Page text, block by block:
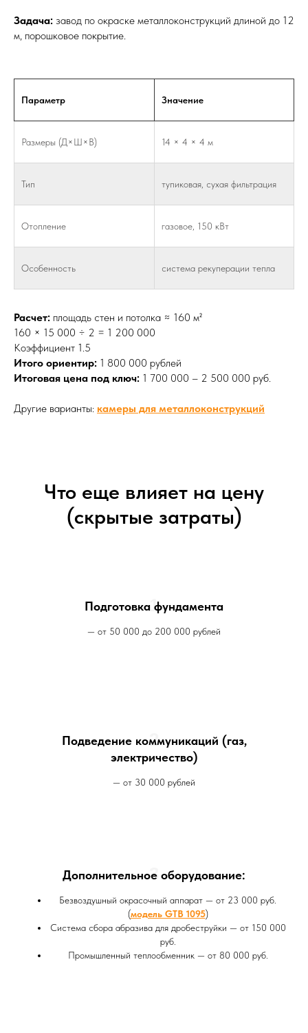
Задача: завод по окраске металлоконструкций длиной до 12
м, порошковое покрытие.
Параметр Значение
Размеры (Д×Ш×В) 14 × 4 × 4 м
Тип тупиковая, сухая фильтрация
Отопление газовое, 150 кВт
Особенность система рекуперации тепла
Расчет: площадь стен и потолка ≈ 160 м²
160 × 15 000 ÷ 2 = 1 200 000
Коэффициент 1.5
Итого ориентир: 1 800 000 рублей
Итоговая цена под ключ: 1 700 000 – 2 500 000 руб.
Другие варианты: камеры для металлоконструкций
Что еще влияет на цену
(скрытые затраты)
Подготовка фундамента
— от 50 000 до 200 000 рублей
1
Подведение коммуникаций (газ,
электричество)
— от 30 000 рублей
2
Дополнительное оборудование:
Безвоздушный окрасочный аппарат — от 23 000 руб.
(модель GTB 1095)
Система сбора абразива для дробеструйки — от 150 000
руб.
Промышленный теплообменник — от 80 000 руб.
3